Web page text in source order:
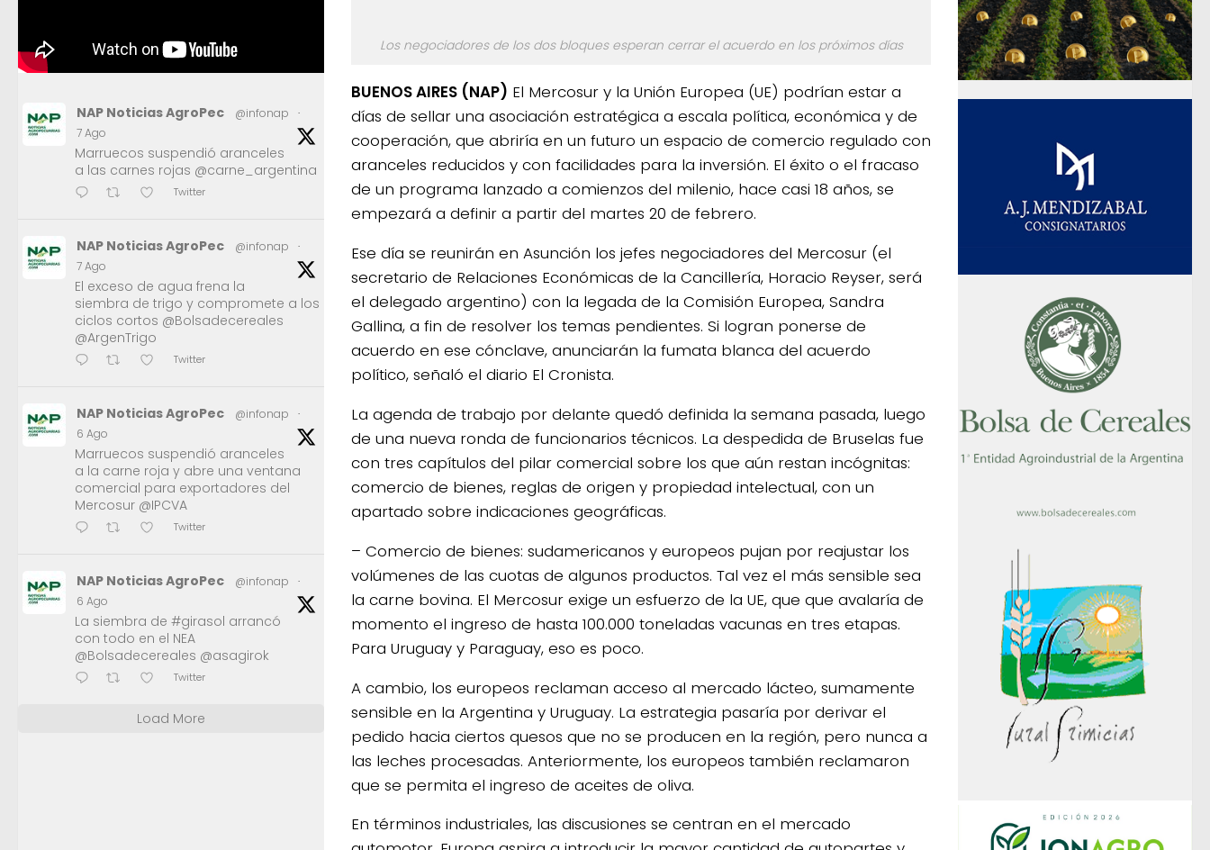
Los negociadores de los dos bloques esperan cerrar el acuerdo en los próximos días
BUENOS AIRES (NAP) El Mercosur y la Unión Europea (UE) podrían estar a
días de sellar una asociación estratégica a escala política, económica y de
cooperación, que abriría en un futuro un espacio de comercio regulado con
aranceles reducidos y con facilidades para la inversión. El éxito o el fracaso
de un programa lanzado a comienzos del milenio, hace casi 18 años, se
empezará a definir a partir del martes 20 de febrero.
Ese día se reunirán en Asunción los jefes negociadores del Mercosur (el
secretario de Relaciones Económicas de la Cancillería, Horacio Reyser, será
el delegado argentino) con la legada de la Comisión Europea, Sandra
Gallina, a fin de resolver los temas pendientes. Si logran ponerse de
acuerdo en ese cónclave, anunciarán la fumata blanca del acuerdo
político, señaló el diario El Cronista.
La agenda de trabajo por delante quedó definida la semana pasada, luego
de una nueva ronda de funcionarios técnicos. La despedida de Bruselas fue
con tres capítulos del pilar comercial sobre los que aún restan incógnitas:
comercio de bienes, reglas de origen y propiedad intelectual, con un
apartado sobre indicaciones geográficas.
– Comercio de bienes: sudamericanos y europeos pujan por reajustar los
volúmenes de las cuotas de algunos productos. Tal vez el más sensible sea
la carne bovina. El Mercosur exige un esfuerzo de la UE, que que avalaría de
momento el ingreso de hasta 100.000 toneladas vacunas en tres etapas.
Para Uruguay y Paraguay, eso es poco.
A cambio, los europeos reclaman acceso al mercado lácteo, sumamente
sensible en la Argentina y Uruguay. La estrategia pasaría por derivar el
pedido hacia ciertos quesos que no se producen en la región, pero nunca a
las leches procesadas. Anteriormente, los europeos también reclamaron
que se permita el ingreso de aceites de oliva.
En términos industriales, las discusiones se centran en el mercado
NAP Noticias AgroPec @infonap
·
7 Ago
Marruecos suspendió aranceles
a las carnes rojas @carne_argentina
Twitter
NAP Noticias AgroPec @infonap
·
7 Ago
El exceso de agua frena la
siembra de trigo y compromete a los
ciclos cortos @Bolsadecereales
@ArgenTrigo
Twitter
NAP Noticias AgroPec @infonap
·
6 Ago
Marruecos suspendió aranceles
a la carne roja y abre una ventana
comercial para exportadores del
Mercosur @IPCVA
Twitter
NAP Noticias AgroPec @infonap
·
6 Ago
La siembra de #girasol arrancó
con todo en el NEA
@Bolsadecereales @asagirok
Twitter
Load More